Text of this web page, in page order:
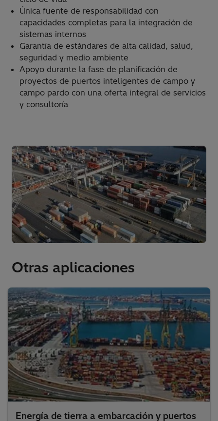
Única fuente de responsabilidad con
capacidades completas para la integración de
sistemas internos
Garantía de estándares de alta calidad, salud,
seguridad y medio ambiente
Apoyo durante la fase de planificación de
proyectos de puertos inteligentes de campo y
campo pardo con una oferta integral de servicios
y consultoría
Otras aplicaciones
Energía de tierra a embarcación y puertos